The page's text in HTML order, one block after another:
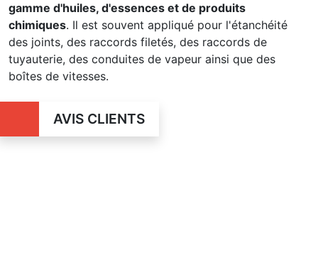
gamme d'huiles, d'essences et de produits
chimiques. Il est souvent appliqué pour l'étanchéité
des joints, des raccords filetés, des raccords de
tuyauterie, des conduites de vapeur ainsi que des
boîtes de vitesses.
AVIS CLIENTS